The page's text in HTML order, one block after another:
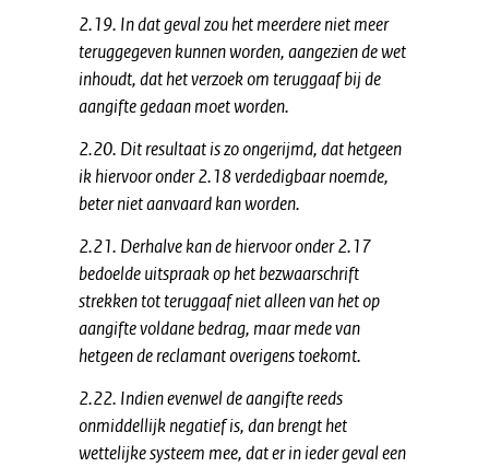
2.19. In dat geval zou het meerdere niet meer
teruggegeven kunnen worden, aangezien de wet
inhoudt, dat het verzoek om teruggaaf bij de
aangifte gedaan moet worden.
2.20. Dit resultaat is zo ongerijmd, dat hetgeen
ik hiervoor onder 2.18 verdedigbaar noemde,
beter niet aanvaard kan worden.
2.21. Derhalve kan de hiervoor onder 2.17
bedoelde uitspraak op het bezwaarschrift
strekken tot teruggaaf niet alleen van het op
aangifte voldane bedrag, maar mede van
hetgeen de reclamant overigens toekomt.
2.22. Indien evenwel de aangifte reeds
onmiddellijk negatief is, dan brengt het
wettelijke systeem mee, dat er in ieder geval een